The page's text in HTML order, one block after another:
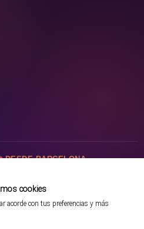
en SATOORDAY
DESDE BARCELONA
cookies
acorde con tus preferencias y más